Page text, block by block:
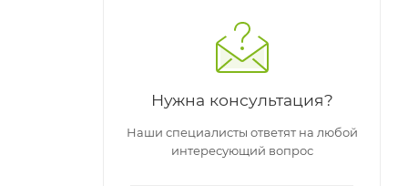
Нужна консультация?
Наши специалисты ответят на любой
интересующий вопрос